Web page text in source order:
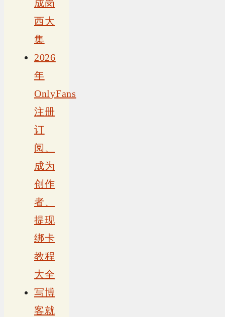
成岗
西大
集
2026
年
OnlyFans
注册
订
阅、
成为
创作
者、
提现
绑卡
教程
大全
写博
客就